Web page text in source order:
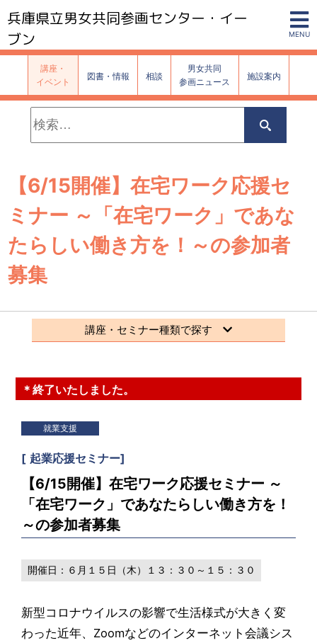
兵庫県立男女共同参画センター・イー
ブン
MENU
講座・
イベント
図書・情報 相談
男女共同
参画ニュース
施設案内
索:
検
索
【6/15開催】在宅ワーク応援セ
ミナー ～「在宅ワーク」であな
たらしい働き方を！～の参加者
募集
講座・セミナー種類で探す
＊終了いたしました。
就業支援
[ 起業応援セミナー]
【6/15開催】在宅ワーク応援セミナー ～
「在宅ワーク」であなたらしい働き方を！
～の参加者募集
開催日： ６月１５日（木）１３：３０～１５：３０
新型コロナウイルスの影響で生活様式が大きく変
わった近年、Zoomなどのインターネット会議シス